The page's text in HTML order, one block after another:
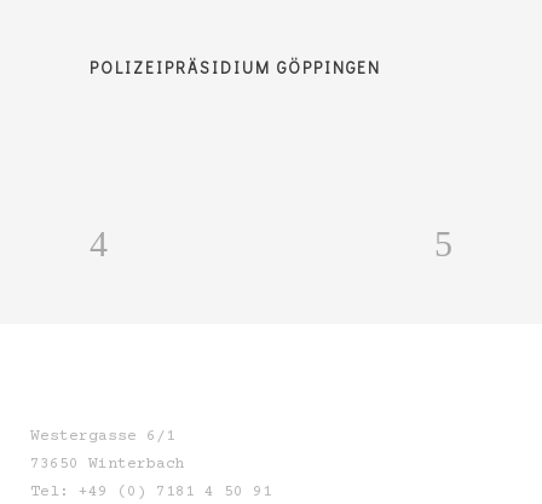
POLIZEIPRÄSIDIUM GÖPPINGEN
Westergasse 6/1
73650 Winterbach
Tel: +49 (0) 7181 4 50 91